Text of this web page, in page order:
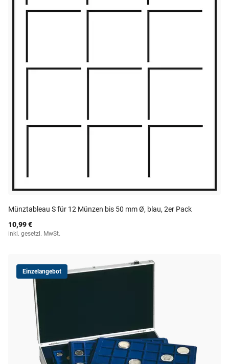
Münztableau S für 12 Münzen bis 50 mm Ø, blau, 2er Pack
10,99 €
inkl. gesetzl. MwSt.
Einzelangebot